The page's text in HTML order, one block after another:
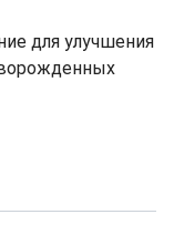
для улучшения